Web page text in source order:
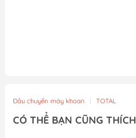
Đầu chuyển máy khoan | TOTAL
CÓ THỂ BẠN CŨNG THÍCH